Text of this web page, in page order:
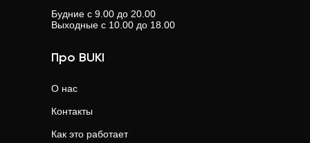
Будние с 9.00 до 20.00
Выходные с 10.00 до 18.00
Про BUKI
О нас
Контакты
Как это работает